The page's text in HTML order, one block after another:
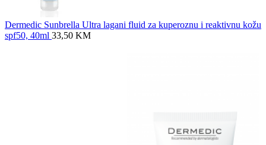
Dermedic Sunbrella Ultra lagani fluid za kuperoznu i reaktivnu kožu
spf50, 40ml 33,50 KM